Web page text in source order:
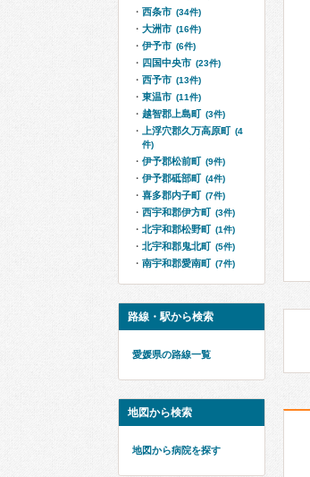
西条市 (34件)
大洲市 (16件)
伊予市 (6件)
四国中央市 (23件)
西予市 (13件)
東温市 (11件)
越智郡上島町 (3件)
上浮穴郡久万高原町 (4
件)
伊予郡松前町 (9件)
伊予郡砥部町 (4件)
喜多郡内子町 (7件)
西宇和郡伊方町 (3件)
北宇和郡松野町 (1件)
北宇和郡鬼北町 (5件)
南宇和郡愛南町 (7件)
路線・駅から検索
愛媛県の路線一覧
地図から検索
地図から病院を探す